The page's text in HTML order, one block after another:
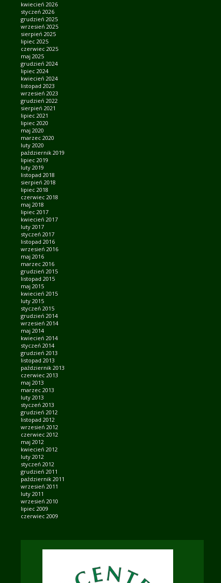
kwiecień 2026
styczeń 2026
grudzień 2025
wrzesień 2025
sierpień 2025
lipiec 2025
czerwiec 2025
maj 2025
grudzień 2024
lipiec 2024
kwiecień 2024
listopad 2023
wrzesień 2023
grudzień 2022
sierpień 2021
lipiec 2021
lipiec 2020
maj 2020
marzec 2020
luty 2020
październik 2019
lipiec 2019
luty 2019
listopad 2018
sierpień 2018
lipiec 2018
czerwiec 2018
maj 2018
lipiec 2017
kwiecień 2017
luty 2017
styczeń 2017
listopad 2016
wrzesień 2016
maj 2016
marzec 2016
grudzień 2015
listopad 2015
maj 2015
kwiecień 2015
luty 2015
styczeń 2015
grudzień 2014
wrzesień 2014
maj 2014
kwiecień 2014
styczeń 2014
grudzień 2013
listopad 2013
październik 2013
czerwiec 2013
maj 2013
marzec 2013
luty 2013
styczeń 2013
grudzień 2012
listopad 2012
wrzesień 2012
czerwiec 2012
maj 2012
kwiecień 2012
luty 2012
styczeń 2012
grudzień 2011
październik 2011
wrzesień 2011
luty 2011
wrzesień 2010
lipiec 2009
czerwiec 2009